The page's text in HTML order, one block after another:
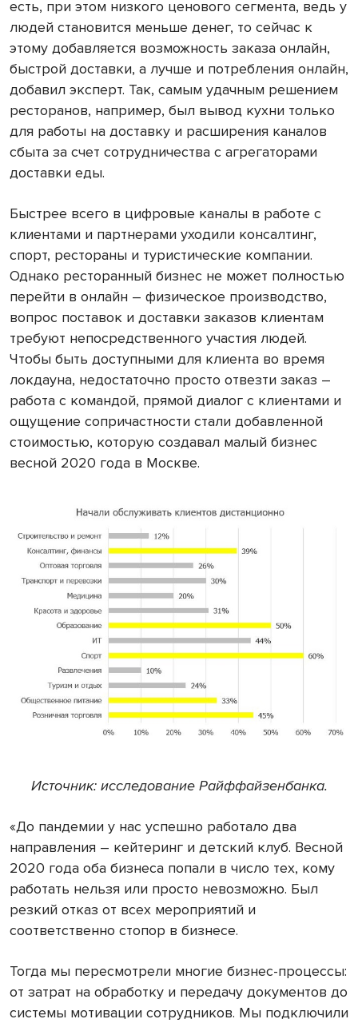
есть, при этом низкого ценового сегмента, ведь у
людей становится меньше денег, то сейчас к
этому добавляется возможность заказа онлайн,
быстрой доставки, а лучше и потребления онлайн,
добавил эксперт. Так, самым удачным решением
ресторанов, например, был вывод кухни только
для работы на доставку и расширения каналов
сбыта за счет сотрудничества с агрегаторами
доставки еды.
Быстрее всего в цифровые каналы в работе с
клиентами и партнерами уходили консалтинг,
спорт, рестораны и туристические компании.
Однако ресторанный бизнес не может полностью
перейти в онлайн – физическое производство,
вопрос поставок и доставки заказов клиентам
требуют непосредственного участия людей.
Чтобы быть доступными для клиента во время
локдауна, недостаточно просто отвезти заказ –
работа с командой, прямой диалог с клиентами и
ощущение сопричастности стали добавленной
стоимостью, которую создавал малый бизнес
весной 2020 года в Москве.
Источник: исследование Райффайзенбанка.
«До пандемии у нас успешно работало два
направления – кейтеринг и детский клуб. Весной
2020 года оба бизнеса попали в число тех, кому
работать нельзя или просто невозможно. Был
резкий отказ от всех мероприятий и
соответственно стопор в бизнесе.
Тогда мы пересмотрели многие бизнес-процессы:
от затрат на обработку и передачу документов до
системы мотивации сотрудников. Мы подключили